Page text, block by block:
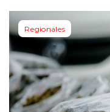
Regionales